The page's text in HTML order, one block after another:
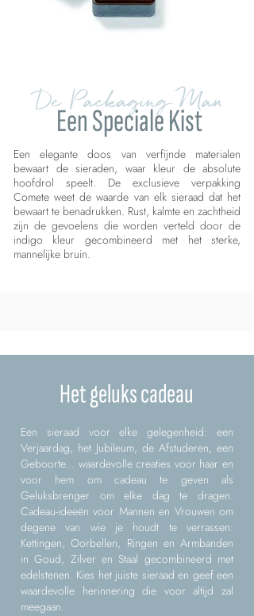
De Packaging Man
Een Speciale Kist
Een elegante doos van verfijnde materialen
bewaart de sieraden, waar kleur de absolute
hoofdrol speelt. De exclusieve verpakking
Comete weet de waarde van elk sieraad dat het
bewaart te benadrukken. Rust, kalmte en zachtheid
zijn de gevoelens die worden verteld door de
indigo kleur gecombineerd met het sterke,
mannelijke bruin.
Het geluks cadeau
Een sieraad voor elke gelegenheid: een
Verjaardag, het Jubileum, de Afstuderen, een
Geboorte... waardevolle creaties voor haar en
voor hem om cadeau te geven als
Geluksbrenger om elke dag te dragen.
Cadeau-ideeën voor Mannen en Vrouwen om
degene van wie je houdt te verrassen:
Kettingen, Oorbellen, Ringen en Armbanden
in Goud, Zilver en Staal gecombineerd met
edelstenen. Kies het juiste sieraad en geef een
waardevolle herinnering die voor altijd zal
meegaan.